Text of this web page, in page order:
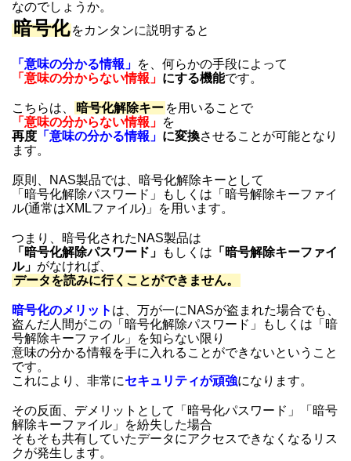
なのでしょうか。
暗号化 をカンタンに説明すると
「意味の分かる情報」 を、何らかの手段によって
「意味の分からない情報」 にする機能です。
こちらは、 暗号化解除キー を用いることで
「意味の分からない情報」 を
再度 「意味の分かる情報」 に変換させることが可能となり
ます。
原則、NAS製品では、暗号化解除キーとして
「暗号化解除パスワード」もしくは「暗号解除キーファイ
ル(通常はXMLファイル)」を用います。
つまり、暗号化されたNAS製品は
「暗号化解除パスワード」
もしくは 「暗号解除キーファイ
ル」 がなければ、
データを読みに行くことができません。
暗号化のメリット は、万が一にNASが盗まれた場合でも、
盗んだ人間がこの「暗号化解除パスワード」もしくは「暗
号解除キーファイル」を知らない限り
意味の分かる情報を手に入れることができないということ
です。
これにより、非常にセキュリティが頑強になります。
その反面、デメリットとして「暗号化パスワード」「暗号
解除キーファイル」を紛失した場合
そもそも共有していたデータにアクセスできなくなるリス
クが発生します。